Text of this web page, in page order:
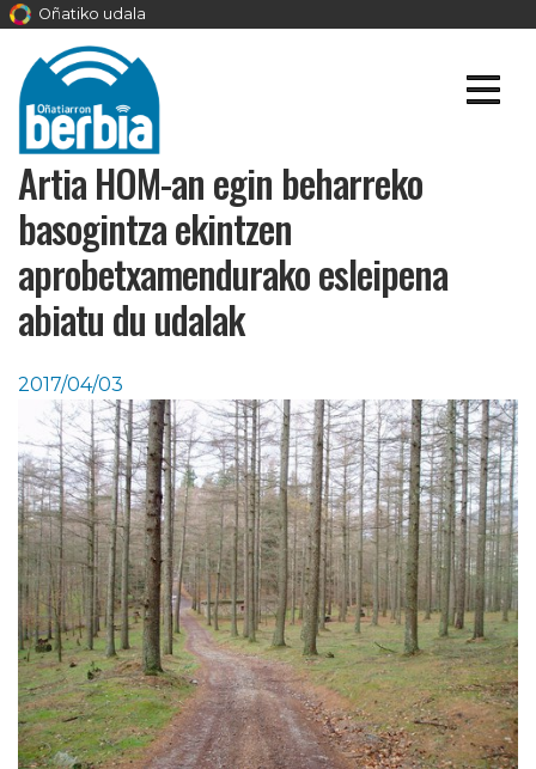
Oñatiko udala
Artia HOM-an egin beharreko
basogintza ekintzen
aprobetxamendurako esleipena
abiatu du udalak
2017/04/03